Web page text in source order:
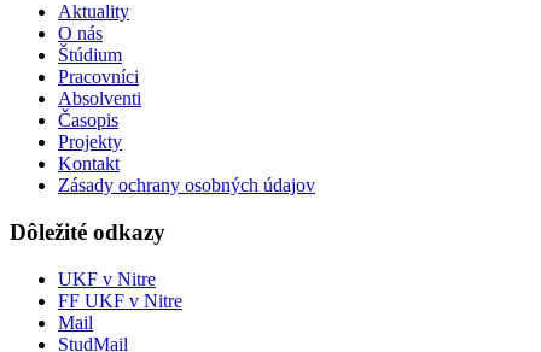
Aktuality
O nás
Štúdium
Pracovníci
Absolventi
Časopis
Projekty
Kontakt
Zásady ochrany osobných údajov
Dôležité odkazy
UKF v Nitre
FF UKF v Nitre
Mail
StudMail